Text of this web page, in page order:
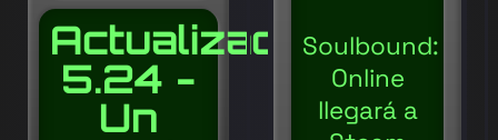
Actualización
5.24 -
Un
Soulbound:
Online
llegará a